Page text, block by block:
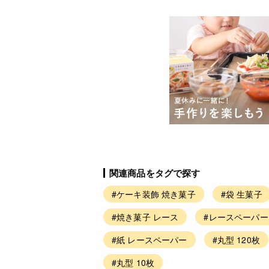
関連商品をタグで探す
#ケーキ装飾 焼き菓子
#袋 生菓子
#焼き菓子 レース
#レースペーパ
#紙 レースペーパー
#丸型 120枚
#丸型 10枚